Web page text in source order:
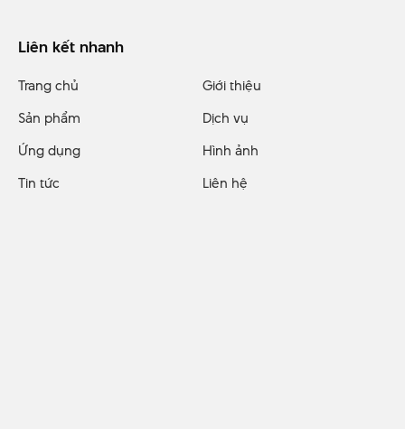
Liên kết nhanh
Trang chủ
Giới thiệu
Sản phẩm
Dịch vụ
Ứng dụng
Hình ảnh
Tin tức
Liên hệ